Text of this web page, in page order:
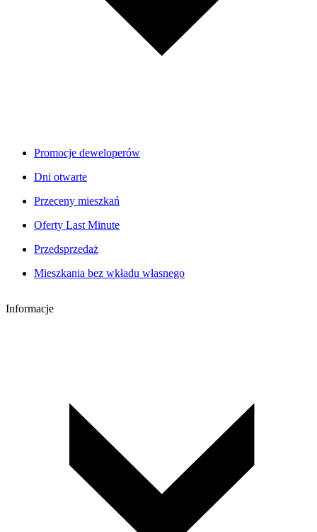
Promocje deweloperów
Dni otwarte
Przeceny mieszkań
Oferty Last Minute
Przedsprzedaż
Mieszkania bez wkładu własnego
Informacje